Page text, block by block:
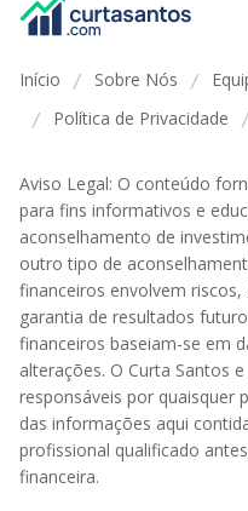
Início / Sobre Nós /
/ Política de Privacidade /
Aviso Legal: O conteúdo
para fins informativos e
aconselhamento de
outro tipo de
financeiros envolvem
garantia de resultados
financeiros baseiam-se em
alterações. O Curta Santos
responsáveis por quaisquer
das informações aqui
profissional qualificado
financeira.